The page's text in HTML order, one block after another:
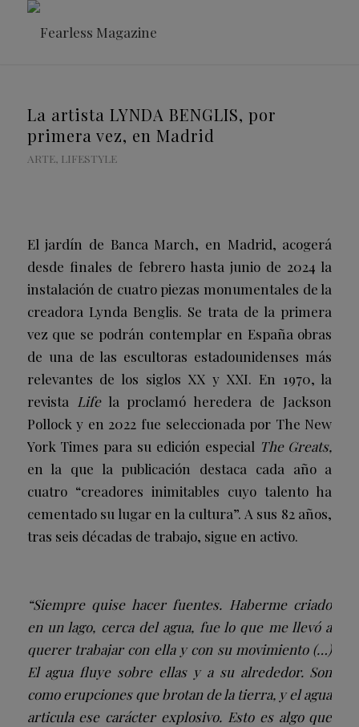
La artista LYNDA BENGLIS, por
primera vez, en Madrid
ARTE, LIFESTYLE
El jardín de Banca March, en Madrid, acogerá
desde finales de febrero hasta junio de 2024 la
instalación de cuatro piezas monumentales de la
creadora Lynda Benglis. Se trata de la primera
vez que se podrán contemplar en España obras
de una de las escultoras estadounidenses más
relevantes de los siglos XX y XXI. En 1970, la
revista Lifela proclamó heredera de Jackson
Pollock y en 2022 fue seleccionada por The New
York Times para su edición especial The Greats,
en la que la publicación destaca cada año a
cuatro “creadores inimitables cuyo talento ha
cementado su lugar en la cultura”. A sus 82 años,
tras seis décadas de trabajo, sigue en activo.
“Siempre quise hacer fuentes. Haberme criado
en un lago, cerca del agua, fue lo que me llevó a
querer trabajar con ella y con su movimiento (…)
El agua fluye sobre ellas y a su alrededor. Son
como erupciones que brotan de la tierra, y el agua
articula ese carácter explosivo. Esto es algo que